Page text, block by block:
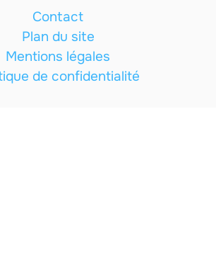
Contact
Plan du site
Mentions légales
de confidentialité